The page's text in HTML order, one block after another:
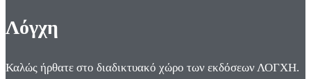
Λόγχη
Καλώς ήρθατε στο διαδικτυακό χώρο των εκδόσεων ΛΟΓΧΗ.